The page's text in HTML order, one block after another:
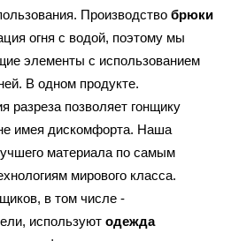
Производство брюки
огня с водой, поэтому мы
элементы с использованием
В одном продукте.
разреза позволяет гонщику
имея дискомфорта. Наша
материала по самым
мирового класса.
в том числе -
используют одежда